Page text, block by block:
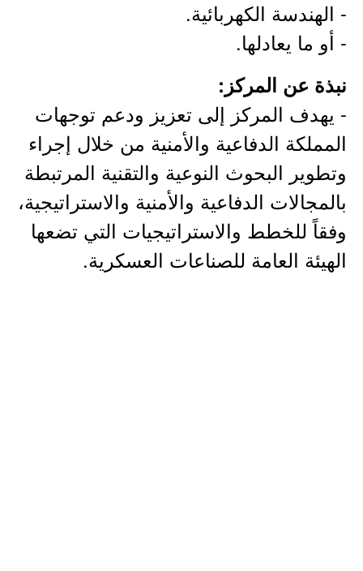
- الهندسة الكهربائية.
- أو ما يعادلها.
نبذة عن المركز:
- يهدف المركز إلى تعزيز ودعم توجهات
المملكة الدفاعية والأمنية من خلال إجراء
وتطوير البحوث النوعية والتقنية المرتبطة
بالمجالات الدفاعية والأمنية والاستراتيجية،
وفقاً للخطط والاستراتيجيات التي تضعها
الهيئة العامة للصناعات العسكرية.